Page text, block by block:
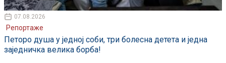
07.08.2026
Репортаже
Петоро душа у једној соби, три болесна детета и једна
заједничка велика борба!